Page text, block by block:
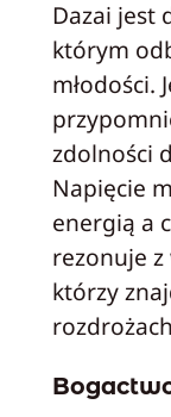
Dazai jest
którym
młodości.
zdolności
Napięcie
energią a
rezonuje
którzy